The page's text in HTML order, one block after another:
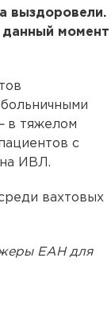
выздоровели.
данный момент
в тяжелом
с
ИВЛ.
вахтовых
ЕАН для